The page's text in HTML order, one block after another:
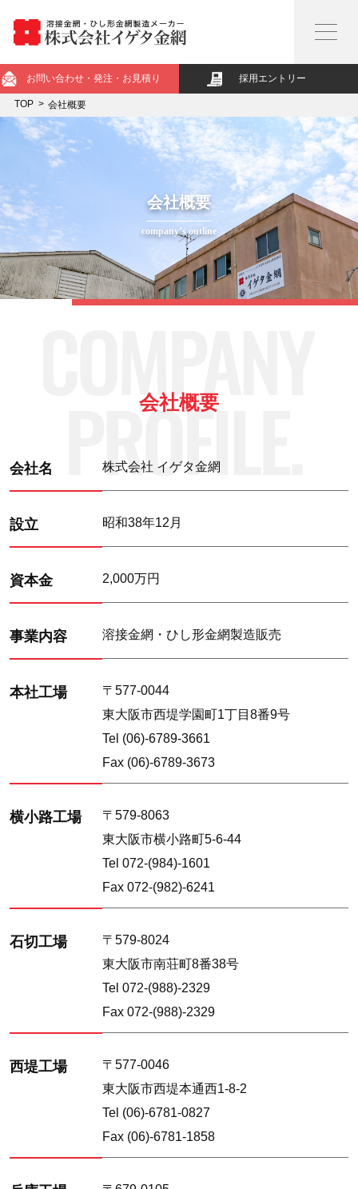
お問い合わせ・発注・お見積り 採用エントリー
TOP 会社概要
会社概要
会社概要
会社名 株式会社 イゲタ金網
設立 昭和38年12月
資本金 2,000万円
事業内容 溶接金網・ひし形金網製造販売
本社工場
〒577-0044
東大阪市西堤学園町1丁目8番9号
Tel (06)-6789-3661
Fax (06)-6789-3673
横小路工場
〒579-8063
東大阪市横小路町5-6-44
Tel 072-(984)-1601
Fax 072-(982)-6241
石切工場
〒579-8024
東大阪市南荘町8番38号
Tel 072-(988)-2329
Fax 072-(988)-2329
西堤工場
〒577-0046
東大阪市西堤本通西1-8-2
Tel (06)-6781-0827
Fax (06)-6781-1858